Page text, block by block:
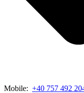
Mobile: +40 757 492